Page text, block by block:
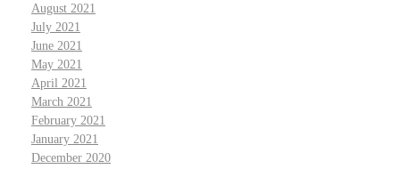
August 2021
July 2021
June 2021
May 2021
April 2021
March 2021
February 2021
January 2021
December 2020